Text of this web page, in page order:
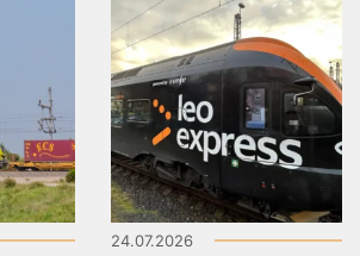
24.07.2026